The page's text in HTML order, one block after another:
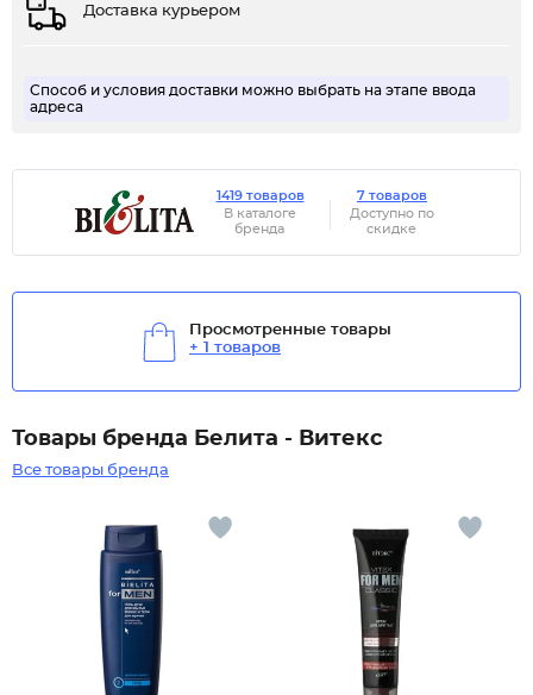
Доставка курьером
Способ и условия доставки можно выбрать на этапе ввода
адреса
1419 товаров
В каталоге
бренда
7 товаров
Доступно по
скидке
Просмотренные товары
+ 1 товаров
Товары бренда Белита - Витекс
Все товары бренда